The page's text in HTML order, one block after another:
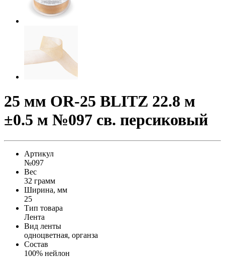
25 мм OR-25 BLITZ 22.8 м
±0.5 м №097 св. персиковый
Артикул
№097
Вес
32 грамм
Ширина, мм
25
Тип товара
Лента
Вид ленты
одноцветная, органза
Состав
100% нейлон